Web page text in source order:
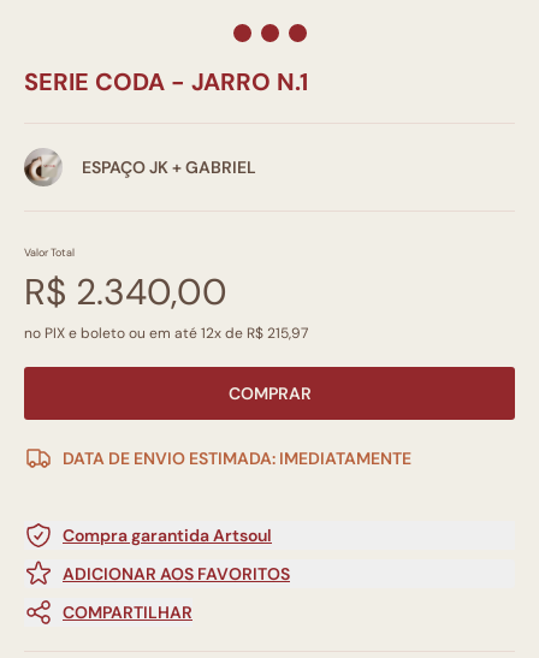
SERIE CODA - JARRO N.1
ESPAÇO JK + GABRIEL
Valor Total
R$ 2.340,00
no PIX e boleto ou em até 12x de R$ 215,97
COMPRAR
DATA DE ENVIO ESTIMADA: IMEDIATAMENTE
Compra garantida Artsoul
ADICIONAR AOS FAVORITOS
COMPARTILHAR